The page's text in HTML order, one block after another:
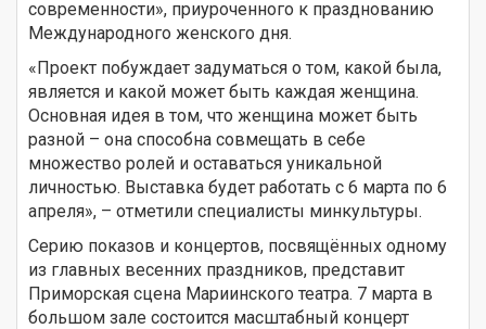
современности», приуроченного к празднованию
Международного женского дня.
«Проект побуждает задуматься о том, какой была,
является и какой может быть каждая женщина.
Основная идея в том, что женщина может быть
разной – она способна совмещать в себе
множество ролей и оставаться уникальной
личностью. Выставка будет работать с 6 марта по 6
апреля», – отметили специалисты минкультуры.
Серию показов и концертов, посвящённых одному
из главных весенних праздников, представит
Приморская сцена Мариинского театра. 7 марта в
большом зале состоится масштабный концерт